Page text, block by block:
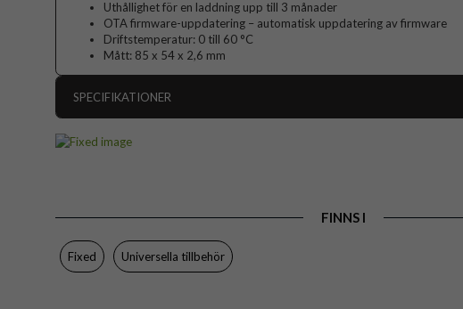
Uthållighet för en laddning upp till 3 månader
OTA firmware-uppdatering – automatisk uppdatering av firmware
Driftstemperatur: 0 till 60 °C
Mått: 85 x 54 x 2,6 mm
SPECIFIKATIONER
Varumärke
Tillverkarens art nr
EAN
FINNS I
Fixed Universella tillbehör